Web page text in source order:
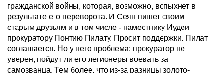
гражданской войны, которая, возможно, вспыхнет в
результате его переворота. И Сеян пишет своим
старым друзьям и в том числе - наместнику Иудеи
прокуратору Понтию Пилату. Просит поддержки. Пилат
соглашается. Но у него проблема: прокуратор не
уверен, пойдут ли его легионеры воевать за
самозванца. Тем более, что из-за разницы золото-